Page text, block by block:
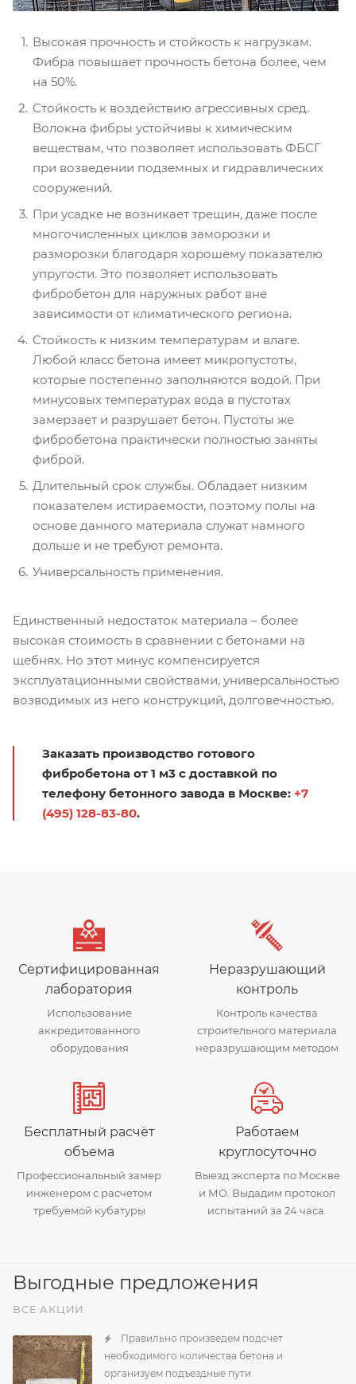
Высокая прочность и стойкость к нагрузкам.
Фибра повышает прочность бетона более, чем
на 50%.
Стойкость к воздействию агрессивных сред.
Волокна фибры устойчивы к химическим
веществам, что позволяет использовать ФБСГ
при возведении подземных и гидравлических
сооружений.
При усадке не возникает трещин, даже после
многочисленных циклов заморозки и
разморозки благодаря хорошему показателю
упругости. Это позволяет использовать
фибробетон для наружных работ вне
зависимости от климатического региона.
Стойкость к низким температурам и влаге.
Любой класс бетона имеет микропустоты,
которые постепенно заполняются водой. При
минусовых температурах вода в пустотах
замерзает и разрушает бетон. Пустоты же
фибробетона практически полностью заняты
фиброй.
Длительный срок службы. Обладает низким
показателем истираемости, поэтому полы на
основе данного материала служат намного
дольше и не требуют ремонта.
Универсальность применения.
Единственный недостаток материала – более
высокая стоимость в сравнении с бетонами на
щебнях. Но этот минус компенсируется
эксплуатационными свойствами, универсальностью
возводимых из него конструкций, долговечностью.
Заказать производство готового
фибробетона от 1 м3 с доставкой по
телефону бетонного завода в Москве: +7
(495) 128-83-80.
Сертифицированная
лаборатория
Использование
аккредитованного
оборудования
Неразрушающий
контроль
Контроль качества
строительного материала
неразрушающим методом
Бесплатный расчёт
объема
Профессиональный замер
инженером с расчетом
требуемой кубатуры
Работаем
круглосуточно
Выезд эксперта по Москве
и МО. Выдадим протокол
испытаний за 24 часа.
Выгодные предложения
ВСЕ АКЦИИ
Правильно произведем подсчет
необходимого количества бетона и
организуем подъездные пути